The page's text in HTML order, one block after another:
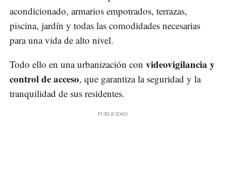
acondicionado, armarios empotrados, terrazas,
piscina, jardín y todas las comodidades necesarias
para una vida de alto nivel.
Todo ello en una urbanización con videovigilancia y
control de acceso, que garantiza la seguridad y la
tranquilidad de sus residentes.